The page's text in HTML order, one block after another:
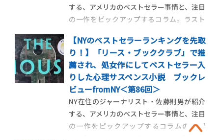
する、アメリカのベストセラー事情と、注目
の一作をピックアップするコラム。ラスト
ハイヒールを軸に、女性たちの絆とパワー
を描く、ジョジョ・モイーズの最新作を紹
介します。 ＜第87回＞二人の女性の運命を
変えた赤いクロコのハイヒー […]
【NYのベストセラーランキングを先取
り！】「リース・ブッククラブ」で推
薦され、処女作にしてベストセラー入
りした心理サスペンス小説 ブックレ
ビューfromNY＜第86回＞
NY在住のジャーナリスト・佐藤則男が紹介
する、アメリカのベストセラー事情と、注目
の一作をピックアップするコラムの86回